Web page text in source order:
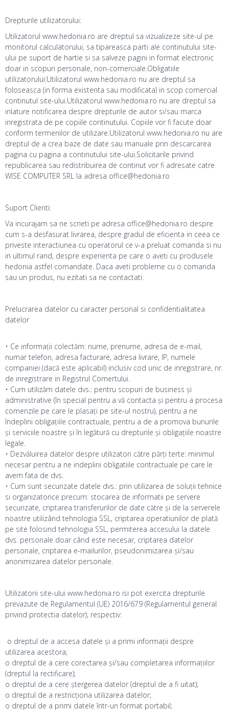
Drepturile utilizatorului:
Utilizatorul www.hedonia.ro are dreptul sa vizualizeze site-ul pe
monitorul calculatorului, sa tipareasca parti ale continutului site-
ului pe suport de hartie si sa salveze pagini in format electronic
doar in scopuri personale, non-comerciale.Obligatiile
utilizatorului:Utilizatorul www.hedonia.ro nu are dreptul sa
foloseasca (in forma existenta sau modificata) in scop comercial
continutul site-ului.Utilizatorul www.hedonia.ro nu are dreptul sa
inlature notificarea despre drepturile de autor si/sau marca
inregistrata de pe copiile continutului. Copiile vor fi facute doar
conform termenilor de utilizare.Utilizatorul www.hedonia.ro nu are
dreptul de a crea baze de date sau manuale prin descarcarea
pagina cu pagina a continutului site-ului.Solicitarile privind
republicarea sau redistribuirea de continut vor fi adresate catre
WISE COMPUTER SRL la adresa office@hedonia.ro
Suport Clienti:
Va incurajam sa ne scrieti pe adresa office@hedonia.ro despre
cum s-a desfasurat livrarea, despre gradul de eficienta in ceea ce
priveste interactiunea cu operatorul ce v-a preluat comanda si nu
in ultimul rand, despre experienta pe care o aveti cu produsele
hedonia astfel comandate. Daca aveti probleme cu o comanda
sau un produs, nu ezitati sa ne contactati.
Prelucrarea datelor cu caracter personal si confidentialitatea
datelor
• Ce informații colectăm: nume, prenume, adresa de e-mail,
numar telefon, adresa facturare, adresa livrare, IP, numele
companiei (dacă este aplicabil) inclusiv cod unic de inregistrare, nr.
de inregistrare in Registrul Comertului.
• Cum utilizăm datele dvs.: pentru scopuri de business și
administrative (în special pentru a vă contacta și pentru a procesa
comenzile pe care le plasați pe site-ul nostru), pentru a ne
îndeplini obligațiile contractuale, pentru a de a promova bunurile
și serviciile noastre și în legătură cu drepturile și obligațiile noastre
legale.
• Dezvăluirea datelor despre utilizatori către părți terte: minimul
necesar pentru a ne indeplini obligatiile contractuale pe care le
avem fata de dvs.
• Cum sunt securizate datele dvs.: prin utilizarea de soluții tehnice
si organizatorice precum: stocarea de informatii pe servere
securizate, criptarea transferurilor de date către și de la serverele
noastre utilizând tehnologia SSL, criptarea operatiunilor de plată
pe site folosind tehnologia SSL, permiterea accesului la datele
dvs. personale doar când este necesar, criptarea datelor
personale, criptarea e-mailurilor, pseudonimizarea și/sau
anonimizarea datelor personale.
Utilizatorii site-ului www.hedonia.ro isi pot exercita drepturile
prevazute de Regulamentul (UE) 2016/679 (Regulamentul general
privind protectia datelor), respectiv:
o dreptul de a accesa datele și a primi informații despre
utilizarea acestora;
o dreptul de a cere corectarea și/sau completarea informațiilor
(dreptul la rectificare);
o dreptul de a cere ștergerea datelor (dreptul de a fi uitat);
o dreptul de a restricționa utilizarea datelor;
o dreptul de a primi datele într-un format portabil;